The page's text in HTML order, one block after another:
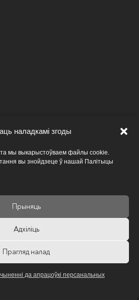
наладкамі згоды
мы выкарыстоўваем файлы cookie.
вы знойдзеце ў нашай Палітыцы
Прыняць
Адхіліць
Прагляд налад
да апрацоўкі персанальных